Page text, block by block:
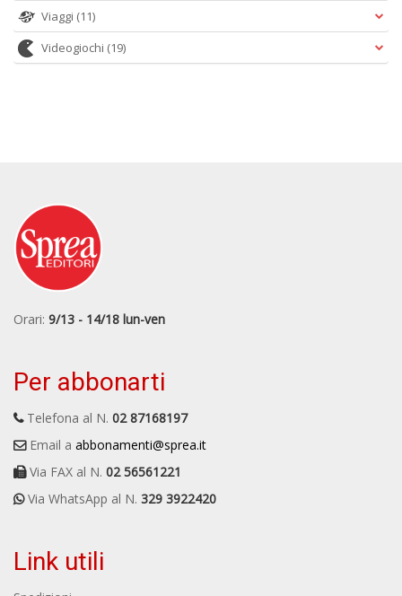
Viaggi (11)
Videogiochi (19)
Orari: 9/13 - 14/18 lun-ven
Per abbonarti
Telefona al N. 02 87168197
Email a abbonamenti@sprea.it
Via FAX al N. 02 56561221
Via WhatsApp al N. 329 3922420
Link utili